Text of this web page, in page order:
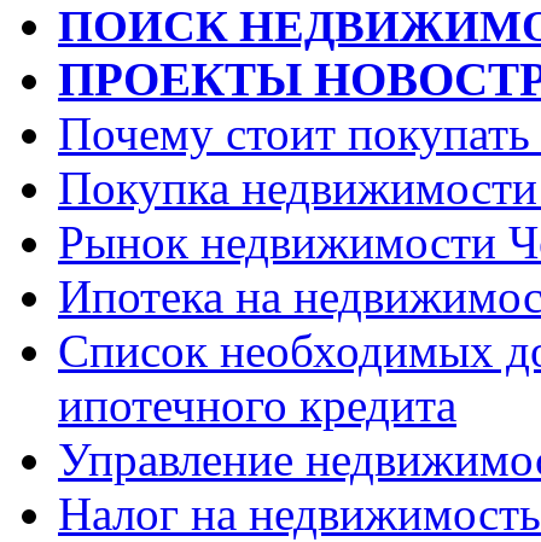
ПОИСК
ПРОЕКТЫ
Почему стоит
Покупка
Рынок недвижимости
Ипотека на
Список необходимых
ипотечного кредита
Управление
Налог на